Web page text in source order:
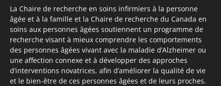
La Chaire de recherche en soins infirmiers à la personne
âgée et à la famille et la Chaire de recherche du Canada en
soins aux personnes âgées soutiennent un programme de
recherche visant à mieux comprendre les comportements
des personnes âgées vivant avec la maladie d’Alzheimer ou
une affection connexe et à développer des approches
d’interventions novatrices, afin d’améliorer la qualité de vie
et le bien-être de ces personnes âgées et de leurs proches.